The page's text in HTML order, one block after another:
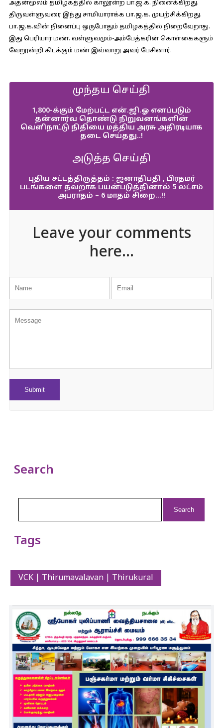
அதன்மூலம் தமிழகத்தில் காலூன்ற பா.ஜ.க. நினைக்கிறது.
திருவள்ளுவரை இந்து சாமியாராக்க பா.ஜ.க. முயற்சிக்கிறது.
பா.ஜ.க.வின் நினைப்பு ஒருபோதும் தமிழகத்தில் நிறைவேறாது.
இது பெரியார் மண். வள்ளுவமும்-அம்பேத்கரின் கொள்கைகளும்
வேறூன்றி கிடக்கும் மண் இவ்வாறு அவர் பேசினார்.
முந்தய செய்தி
1,800-க்கும் மேற்பட்ட என்.ஜி.ஓ எனப்படும்
தன்னார்வ தொண்டு நிறுவனங்களின்
வெளிநாட்டு நிதியை மத்திய அரசு அதிரடியாக
தடை செய்தது..!
அடுத்த செய்தி
புதிய சட்டத்திருத்தம் : ஜனாதிபதி , பிரதமர்
படங்களை தவறாக பயன்படுத்தினால் 5 லட்சம்
அபராதம் – 6 மாதம் சிறை…!!
Leave your comments
here...
Search
Tags
VCK | Thirumavalavan | Thirukural